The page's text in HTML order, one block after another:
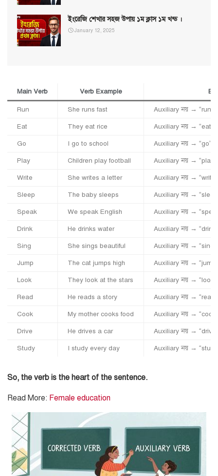
ইংরেজি শেখার সহজ উপায় ১ম ক্লাস ১ম খন্ড ।
January 12, 2025
Main Verb Verb Example
Run She runs fast Auxiliary নয় → “run”
Eat They eat rice Auxiliary নয় → “eat”
Go I go to school Auxiliary নয় → “go”
Play Children play football Auxiliary নয় →
Write She writes a letter Auxiliary নয় →
Sleep The baby sleeps Auxiliary নয় →
Speak We speak English Auxiliary নয় →
Drink He drinks water Auxiliary নয় →
Sing She sings beautiful Auxiliary নয় →
Jump The cat jumps high Auxiliary নয় →
Look They look at the stars Auxiliary নয় →
Read He reads a story Auxiliary নয় →
Cook My mother cooks food Auxiliary নয় →
Drive He drives a car Auxiliary নয় →
Study I study every day Auxiliary নয় →
So, the verb is the heart of the sentence.
Read More: Female education